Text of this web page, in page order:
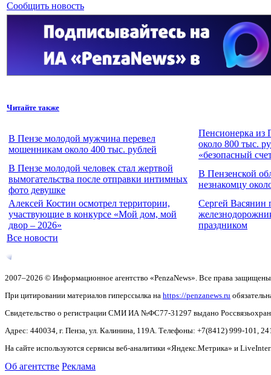
Сообщить новость
Читайте также
В Пензе молодой мужчина перевел
мошенникам около 400 тыс. рублей
Пенсионерка из
около 800 тыс.
«безопасный
В Пензе молодой человек стал жертвой
вымогательства после отправки интимных
фото девушке
В Пензенской
незнакомцу
Алексей Костин осмотрел территории,
участвующие в конкурсе «Мой дом, мой
двор – 2026»
Сергей Васянин
праздником
Все новости
2007–2026 © Информационное агентство «PenzaNews». Все права
При цитировании материалов гиперссылка на https://penzanews.ru
Свидетельство о регистрации СМИ ИА №ФС77-31297 выдано
Адрес: 440034, г. Пенза, ул. Калинина, 119А. Телефоны: +7(8412) 999-101,
На сайте используются сервисы веб-аналитики «Яндекс.Метрика» и
Об агентстве Реклама